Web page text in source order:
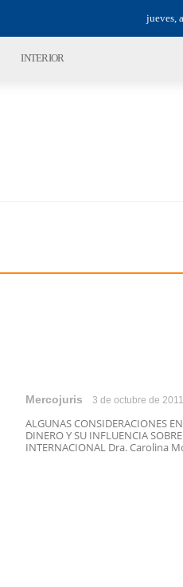
jueves,
INTERIOR
Mercojuris 3 de octubre de 2011
ALGUNAS CONSIDERACIONES
DINERO Y SU INFLUENCIA
INTERNACIONAL Dra. Carolina